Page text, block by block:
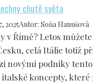
chutě světa
2025Autor: Soňa Hanušová
v Římě? Letos
celá Itálie totiž
novými podniky
italské koncepty,